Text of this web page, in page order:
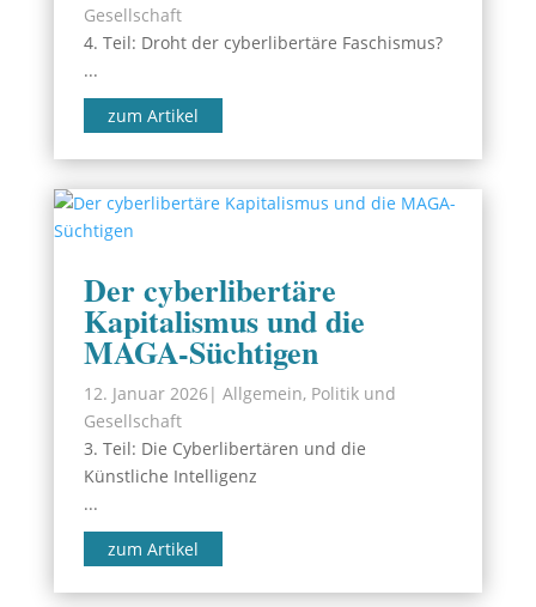
Gesellschaft
4. Teil: Droht der cyberlibertäre Faschismus?
...
zum Artikel
Der cyberlibertäre
Kapitalismus und die
MAGA-Süchtigen
12. Januar 2026| Allgemein, Politik und
Gesellschaft
3. Teil: Die Cyberlibertären und die
Künstliche Intelligenz
...
zum Artikel